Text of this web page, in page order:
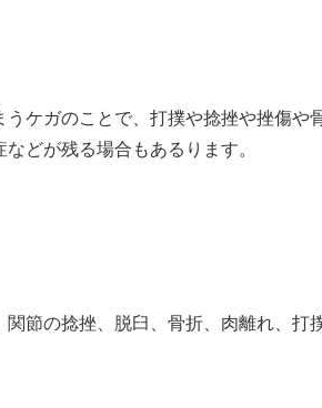
ケガのことで、打撲や捻挫や挫傷や
どが残る場合もあるります。
節の捻挫、脱臼、骨折、肉離れ、打